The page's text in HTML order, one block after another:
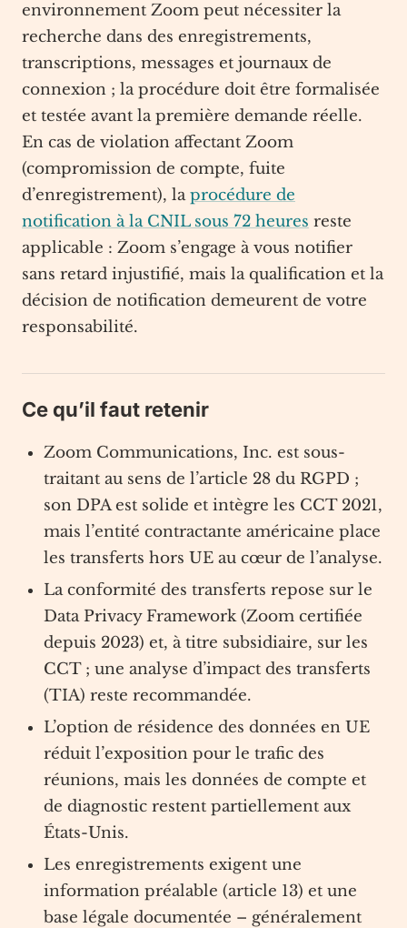
environnement Zoom peut nécessiter la
recherche dans des enregistrements,
transcriptions, messages et journaux de
connexion ; la procédure doit être formalisée
et testée avant la première demande réelle.
En cas de violation affectant Zoom
(compromission de compte, fuite
d’enregistrement), laprocédure de
notification à la CNIL sous 72 heures reste
applicable : Zoom s’engage à vous notifier
sans retard injustifié, mais la qualification et la
décision de notification demeurent de votre
responsabilité.
Ce qu’il faut retenir
Zoom Communications, Inc. est sous-
traitant au sens de l’article 28 du RGPD ;
son DPA est solide et intègre les CCT 2021,
mais l’entité contractante américaine place
les transferts hors UE au cœur de l’analyse.
La conformité des transferts repose sur le
Data Privacy Framework (Zoom certifiée
depuis 2023) et, à titre subsidiaire, sur les
CCT ; une analyse d’impact des transferts
(TIA) reste recommandée.
L’option de résidence des données en UE
réduit l’exposition pour le trafic des
réunions, mais les données de compte et
de diagnostic restent partiellement aux
États-Unis.
Les enregistrements exigent une
information préalable (article 13) et une
base légale documentée – généralement